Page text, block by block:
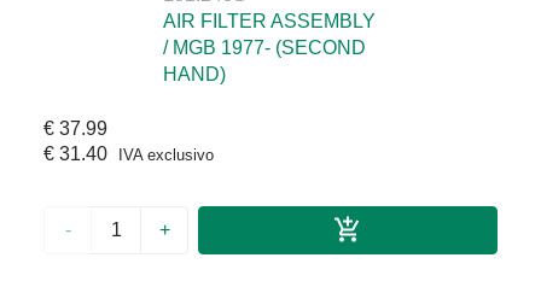
AIR FILTER ASSEMBLY
/ MGB 1977- (SECOND
HAND)
€ 37.99
€ 31.40
IVA exclusivo
- +